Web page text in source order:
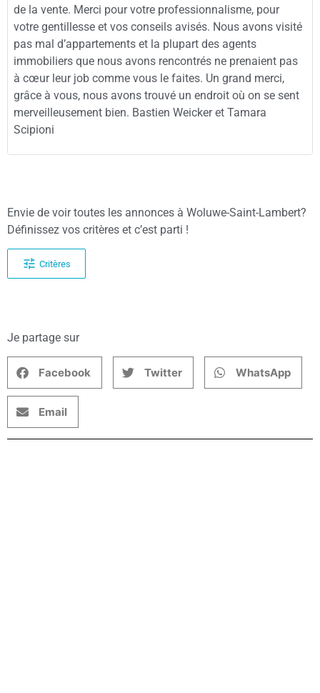
de la vente. Merci pour votre professionnalisme, pour
votre gentillesse et vos conseils avisés. Nous avons visité
pas mal d’appartements et la plupart des agents
immobiliers que nous avons rencontrés ne prenaient pas
à cœur leur job comme vous le faites. Un grand merci,
grâce à vous, nous avons trouvé un endroit où on se sent
merveilleusement bien. Bastien Weicker et Tamara
Scipioni
Envie de voir toutes les annonces à Woluwe-Saint-Lambert?
Définissez vos critères et c’est parti !
Critères
Je partage sur
Facebook Twitter WhatsApp
Email